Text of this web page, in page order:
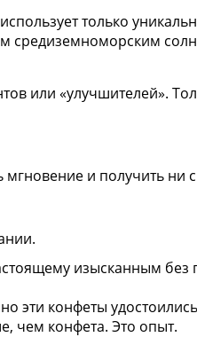
только
средиземноморским
или «улучшителей».
мгновение и получить
изысканным без
конфеты
чем конфета. Это опыт.